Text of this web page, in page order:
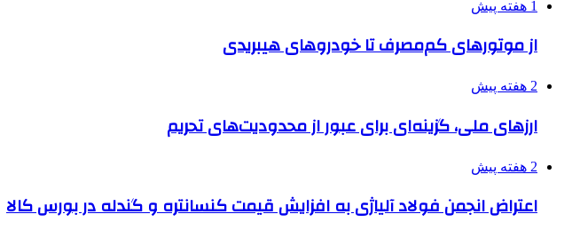
1 هفته پیش
از موتورهای کم‌مصرف تا خودروهای هیبریدی
2 هفته پیش
ارزهای ملی، گزینه‌ای برای عبور از محدودیت‌های تحریم
2 هفته پیش
اعتراض انجمن فولاد آلیاژی به افزایش قیمت کنسانتره و گندله در بورس کالا